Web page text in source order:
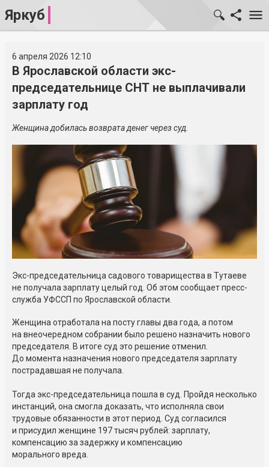
Яркуб
6 апреля 2026 12:10
В Ярославской области экс-
председательнице СНТ не выплачивали
зарплату год
Женщина добилась возврата денег через суд.
Экс-председательница садового товарищества в Тутаеве
не получала зарплату целый год. Об этом сообщает пресс-
служба УФССП по Ярославской области.
Женщина отработала на посту главы два года, а потом
на внеочередном собрании было решено назначить нового
председателя. В итоге суд это решение отменил.
До момента назначения нового председателя зарплату
пострадавшая не получала.
Тогда экс-председательница пошла в суд. Пройдя несколько
инстанций, она смогла доказать, что исполняла свои
трудовые обязанности в этот период. Суд согласился
и присудил женщине 197 тысяч рублей: зарплату,
компенсацию за задержку и компенсацию
морального вреда.